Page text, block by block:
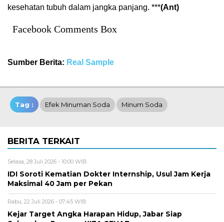
kesehatan tubuh dalam jangka panjang. ***(Ant)
Facebook Comments Box
Sumber Berita: Real Sample
Tag : Efek Minuman Soda Minum Soda
BERITA TERKAIT
Selasa, 28 Juli 2026 - 10:00 WIB
IDI Soroti Kematian Dokter Internship, Usul Jam Kerja
Maksimal 40 Jam per Pekan
Rabu, 22 Juli 2026 - 07:45 WIB
Kejar Target Angka Harapan Hidup, Jabar Siap